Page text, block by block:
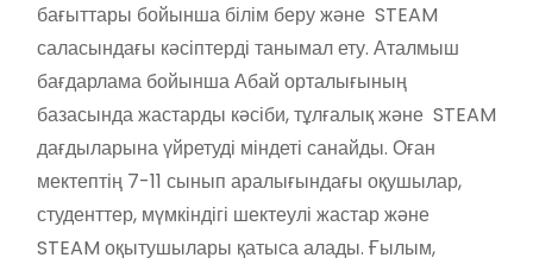
бағыттары бойынша білім беру және STEAM
саласындағы кәсіптерді танымал ету. Аталмыш
бағдарлама бойынша Абай орталығының
базасында жастарды кәсіби, тұлғалық және STEAM
дағдыларына үйретуді міндеті санайды. Оған
мектептің 7-11 сынып аралығындағы оқушылар,
студенттер, мүмкіндігі шектеулі жастар және
STEAM оқытушылары қатыса алады. Ғылым,